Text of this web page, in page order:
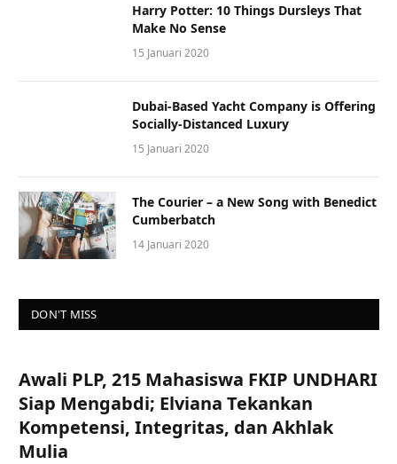
Harry Potter: 10 Things Dursleys That
Make No Sense
15 Januari 2020
Dubai-Based Yacht Company is Offering
Socially-Distanced Luxury
15 Januari 2020
The Courier – a New Song with Benedict
Cumberbatch
14 Januari 2020
DON'T MISS
Awali PLP, 215 Mahasiswa FKIP UNDHARI
Siap Mengabdi; Elviana Tekankan
Kompetensi, Integritas, dan Akhlak
Mulia